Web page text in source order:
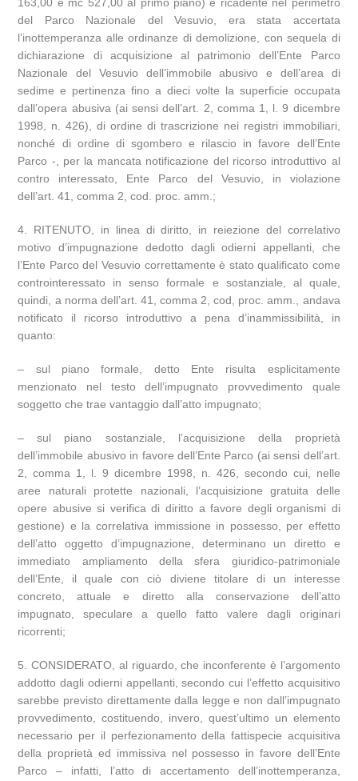
del Parco Nazionale del Vesuvio, era stata accertata
l’inottemperanza alle ordinanze di demolizione, con sequela di
dichiarazione di acquisizione al patrimonio dell’Ente Parco
Nazionale del Vesuvio dell’immobile abusivo e dell’area di
sedime e pertinenza fino a dieci volte la superficie occupata
dall’opera abusiva (ai sensi dell’art. 2, comma 1, l. 9 dicembre
1998, n. 426), di ordine di trascrizione nei registri immobiliari,
nonché di ordine di sgombero e rilascio in favore dell’Ente
Parco -, per la mancata notificazione del ricorso introduttivo al
contro interessato, Ente Parco del Vesuvio, in violazione
dell’art. 41, comma 2, cod. proc. amm.;
4. RITENUTO, in linea di diritto, in reiezione del correlativo
motivo d’impugnazione dedotto dagli odierni appellanti, che
l’Ente Parco del Vesuvio correttamente è stato qualificato come
controinteressato in senso formale e sostanziale, al quale,
quindi, a norma dell’art. 41, comma 2, cod, proc. amm., andava
notificato il ricorso introduttivo a pena d’inammissibilità, in
quanto:
– sul piano formale, detto Ente risulta esplicitamente
menzionato nel testo dell’impugnato provvedimento quale
soggetto che trae vantaggio dall’atto impugnato;
– sul piano sostanziale, l’acquisizione della proprietà
dell’immobile abusivo in favore dell’Ente Parco (ai sensi dell’art.
2, comma 1, l. 9 dicembre 1998, n. 426, secondo cui, nelle
aree naturali protette nazionali, l’acquisizione gratuita delle
opere abusive si verifica di diritto a favore degli organismi di
gestione) e la correlativa immissione in possesso, per effetto
dell’atto oggetto d’impugnazione, determinano un diretto e
immediato ampliamento della sfera giuridico-patrimoniale
dell’Ente, il quale con ciò diviene titolare di un interesse
concreto, attuale e diretto alla conservazione dell’atto
impugnato, speculare a quello fatto valere dagli originari
ricorrenti;
5. CONSIDERATO, al riguardo, che inconferente è l’argomento
addotto dagli odierni appellanti, secondo cui l’effetto acquisitivo
sarebbe previsto direttamente dalla legge e non dall’impugnato
provvedimento, costituendo, invero, quest’ultimo un elemento
necessario per il perfezionamento della fattispecie acquisitiva
della proprietà ed immissiva nel possesso in favore dell’Ente
Parco – infatti, l’atto di accertamento dell’inottemperanza,